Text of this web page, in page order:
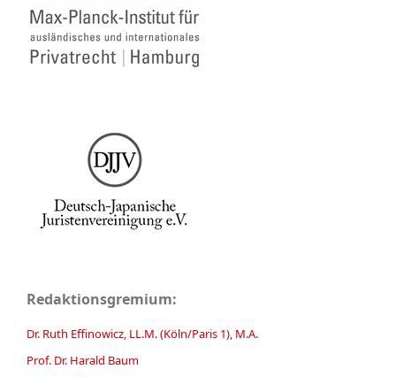
Redaktionsgremium:
Dr. Ruth Effinowicz, LL.M. (Köln/Paris 1), M.A.
Prof. Dr. Harald Baum